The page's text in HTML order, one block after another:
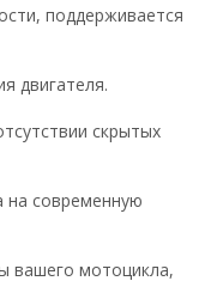
поддерживается
двигателя.
скрытых
на современную
вашего мотоцикла,